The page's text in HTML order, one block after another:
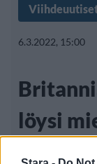
6.3.2022, 15:00
löysi